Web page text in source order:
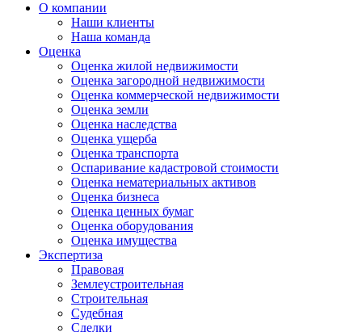
О компании
Наши клиенты
Наша команда
Оценка
Оценка жилой недвижимости
Оценка загородной недвижимости
Оценка коммерческой недвижимости
Оценка земли
Оценка наследства
Оценка ущерба
Оценка транспорта
Оспаривание кадастровой стоимости
Оценка нематериальных активов
Оценка бизнеса
Оценка ценных бумаг
Оценка оборудования
Оценка имущества
Экспертиза
Правовая
Землеустроительная
Строительная
Судебная
Сделки